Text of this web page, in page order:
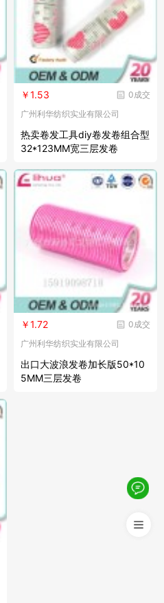
0成交
￥1.53
广州利华纺织实业有限公司
热卖卷发工具diy卷发卷组合型
32*123MM宽三层发卷
0成交
￥1.72
广州利华纺织实业有限公司
出口大波浪发卷加长版50*10
5MM三层发卷